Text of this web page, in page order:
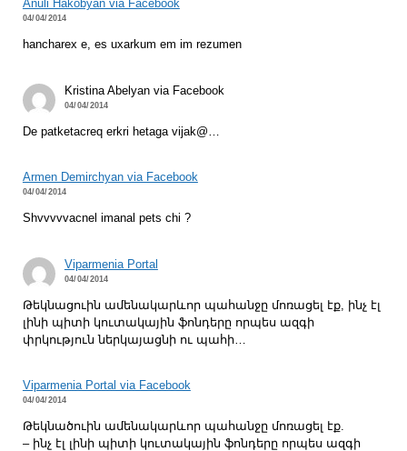
Anuli Hakobyan via Facebook
04/04/2014
hancharex e, es uxarkum em im rezumen
Kristina Abelyan via Facebook
04/04/2014
De patketacreq erkri hetaga vijak@…
Armen Demirchyan via Facebook
04/04/2014
Shvvvvvacnel imanal pets chi ?
Viparmenia Portal
04/04/2014
Թեկնացուին ամենակարևոր պահանջը մոռացել էք, ինչ էլ
լինի պիտի կուտակային ֆոնդերը որպես ազգի
փրկություն ներկայացնի ու պահի…
Viparmenia Portal via Facebook
04/04/2014
Թեկնածուին ամենակարևոր պահանջը մոռացել էք.
– ինչ էլ լինի պիտի կուտակային ֆոնդերը որպես ազգի